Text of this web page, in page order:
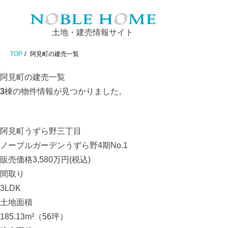
土地・建売情報サイト
TOP 阿見町の建売一覧
阿見町の建売一覧
3棟の物件情報が見つかりました。
阿見町うずら野三丁目
ノーブルガーデンうずら野4期No.1
販売価格3,580万円(税込)
間取り
3LDK
土地面積
185.13m²（56坪）